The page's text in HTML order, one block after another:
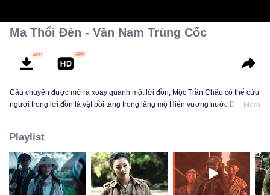
Ma Thổi Đèn - Vân Nam Trùng Cốc
Câu chuyện được mở ra xoay quanh một lời đồn, Mộc Trần Châu có thể cứu
người trong lời đồn là vật bồi táng trong lăng mộ Hiến vương nước Điền cổ
mộ.
More
Playlist